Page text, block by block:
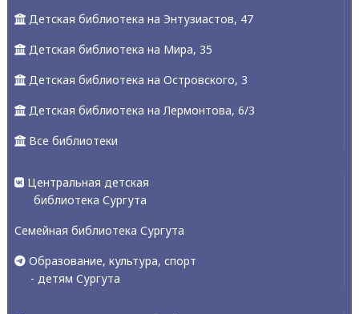
Детская библиотека на Энтузиастов, 47
Детская библиотека на Мира, 35
Детская библиотека на Островского, 3
Детская библиотека на Лермонтова, 6/3
Все библиотеки
Центральная детская
библиотека Сургута
Семейная библиотека Сургута
Образование, культура, спорт
- детям Сургута